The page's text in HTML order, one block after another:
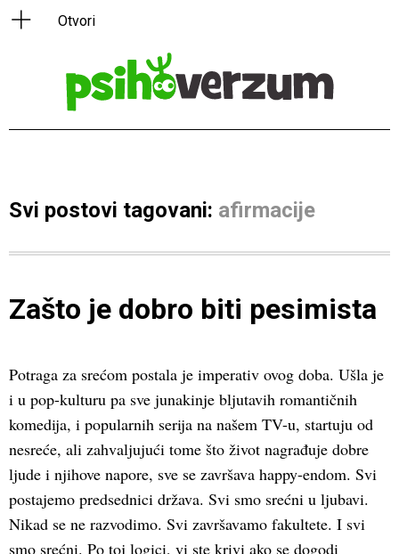
Svi postovi tagovani: afirmacije
Zašto je dobro biti pesimista
Potraga za srećom postala je imperativ ovog doba. Ušla je
i u pop-kulturu pa sve junakinje bljutavih romantičnih
komedija, i popularnih serija na našem TV-u, startuju od
nesreće, ali zahvaljujući tome što život nagrađuje dobre
ljude i njihove napore, sve se završava happy-endom. Svi
postajemo predsednici država. Svi smo srećni u ljubavi.
Nikad se ne razvodimo. Svi završavamo fakultete. I svi
smo srećni. Po toj logici, vi ste krivi ako se dogodi